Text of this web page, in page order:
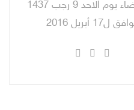
الدارالبيضاء يوم الاحد 9 رجب 1437
ل17 أبريل 2016